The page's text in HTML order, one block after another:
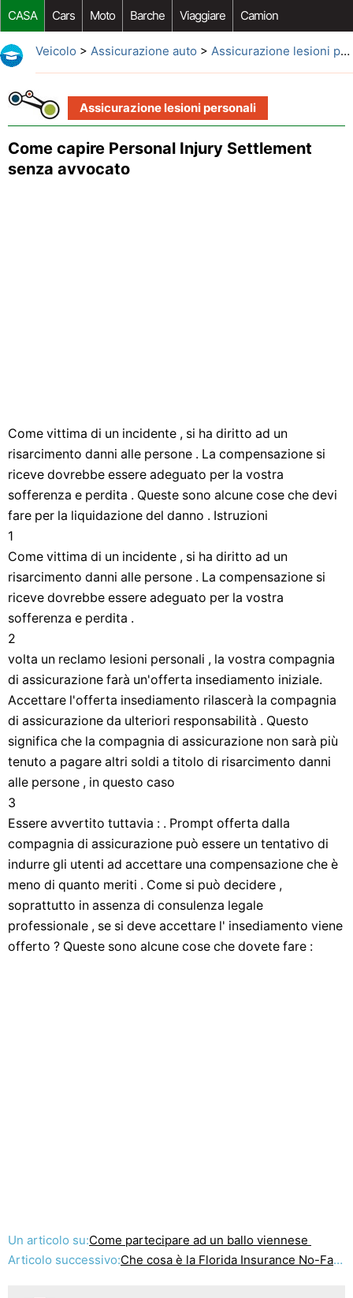
CASA Cars Moto Barche Viaggiare Camion
Riparazione Auto Acquisto Auto Car Opzioni Aftermarket
Veicolo > Assicurazione auto > Assicurazione lesioni personali
Assicurazione lesioni personali
Come capire Personal Injury Settlement
senza avvocato
Come vittima di un incidente , si ha diritto ad un
risarcimento danni alle persone . La compensazione si
riceve dovrebbe essere adeguato per la vostra
sofferenza e perdita . Queste sono alcune cose che devi
fare per la liquidazione del danno . Istruzioni
1
Come vittima di un incidente , si ha diritto ad un
risarcimento danni alle persone . La compensazione si
riceve dovrebbe essere adeguato per la vostra
sofferenza e perdita .
2
volta un reclamo lesioni personali , la vostra compagnia
di assicurazione farà un'offerta insediamento iniziale.
Accettare l'offerta insediamento rilascerà la compagnia
di assicurazione da ulteriori responsabilità . Questo
significa che la compagnia di assicurazione non sarà più
tenuto a pagare altri soldi a titolo di risarcimento danni
alle persone , in questo caso
3
Essere avvertito tuttavia : . Prompt offerta dalla
compagnia di assicurazione può essere un tentativo di
indurre gli utenti ad accettare una compensazione che è
meno di quanto meriti . Come si può decidere ,
soprattutto in assenza di consulenza legale
professionale , se si deve accettare l' insediamento viene
offerto ? Queste sono alcune cose che dovete fare :
Un articolo su:Come partecipare ad un ballo viennese
Articolo successivo:Che cosa è la Florida Insurance No-Fault?